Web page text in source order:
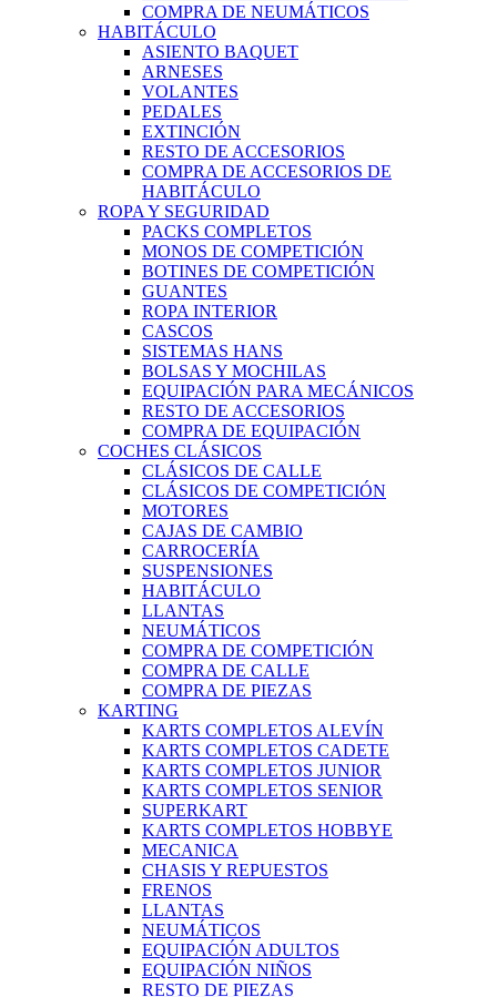
COMPRA DE NEUMÁTICOS
HABITÁCULO
ASIENTO BAQUET
ARNESES
VOLANTES
PEDALES
EXTINCIÓN
RESTO DE ACCESORIOS
COMPRA DE ACCESORIOS DE
HABITÁCULO
ROPA Y SEGURIDAD
PACKS COMPLETOS
MONOS DE COMPETICIÓN
BOTINES DE COMPETICIÓN
GUANTES
ROPA INTERIOR
CASCOS
SISTEMAS HANS
BOLSAS Y MOCHILAS
EQUIPACIÓN PARA MECÁNICOS
RESTO DE ACCESORIOS
COMPRA DE EQUIPACIÓN
COCHES CLÁSICOS
CLÁSICOS DE CALLE
CLÁSICOS DE COMPETICIÓN
MOTORES
CAJAS DE CAMBIO
CARROCERÍA
SUSPENSIONES
HABITÁCULO
LLANTAS
NEUMÁTICOS
COMPRA DE COMPETICIÓN
COMPRA DE CALLE
COMPRA DE PIEZAS
KARTING
KARTS COMPLETOS ALEVÍN
KARTS COMPLETOS CADETE
KARTS COMPLETOS JUNIOR
KARTS COMPLETOS SENIOR
SUPERKART
KARTS COMPLETOS HOBBYE
MECANICA
CHASIS Y REPUESTOS
FRENOS
LLANTAS
NEUMÁTICOS
EQUIPACIÓN ADULTOS
EQUIPACIÓN NIÑOS
RESTO DE PIEZAS